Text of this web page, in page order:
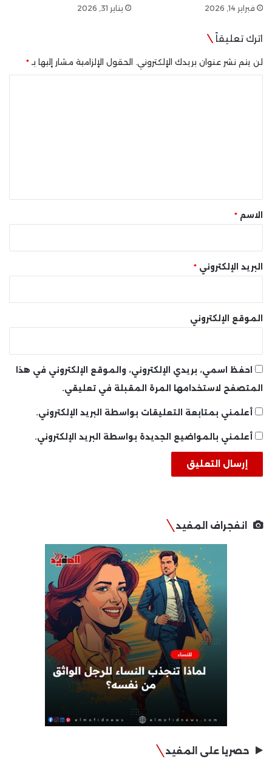
فبراير 14, 2026 يناير 31, 2026
اترك تعليقاً
لن يتم نشر عنوان بريدك الإلكتروني. الحقول الإلزامية مشار إليها بـ*
* الاسم *
البريد الإلكتروني *
الموقع الإلكتروني
احفظ اسمي، بريدي الإلكتروني، والموقع الإلكتروني في هذا
المتصفح لاستخدامها المرة المقبلة في تعليقي.
أعلمني بمتابعة التعليقات بواسطة البريد الإلكتروني.
أعلمني بالمواضيع الجديدة بواسطة البريد الإلكتروني.
انفجراف المفيد
حصريا على المفيد